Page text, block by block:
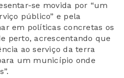
se movida por “um
público” e pela
em políticas concretas os
perto, acrescentando que
ao serviço da terra
um município onde